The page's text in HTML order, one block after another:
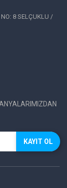
8 SELÇUKLU /
KAYIT OL